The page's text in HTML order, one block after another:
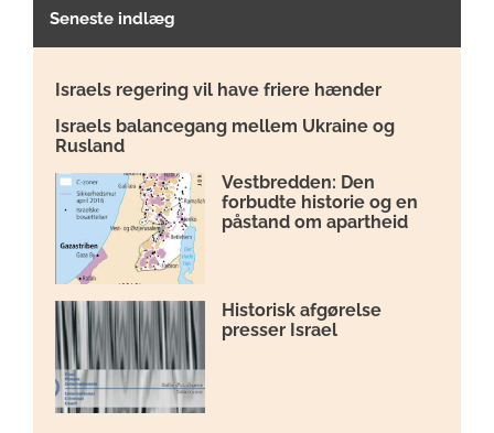
Seneste indlæg
Israels regering vil have friere hænder
Israels balancegang mellem Ukraine og
Rusland
Vestbredden: Den
forbudte historie og en
påstand om apartheid
Historisk afgørelse
presser Israel